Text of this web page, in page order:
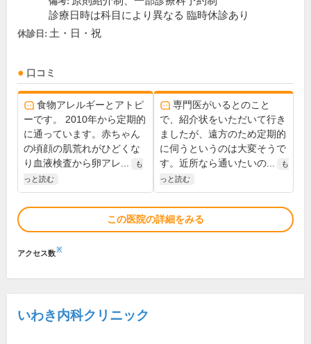
診療日時は科目により異なる 臨時休診あり
休診日: 土・日・祝
口コミ
食物アレルギーとアトピ
ーです。 2010年から定期的
に通っています。赤ちゃん
の頃顔の肌荒れがひどくな
り血液検査から卵アレ...
も
っと読む
専門医がいるとのこと
で、紹介状をいただいて行き
ましたが、遠方のため定期的
に伺うというのは大変そうで
す。近所なら通いたいの...
も
っと読む
この医院の詳細をみる
アクセス数※
いわき内科クリニック